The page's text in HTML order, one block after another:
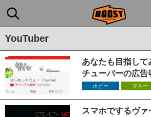
YouTuber
あなたも目指し
チューバーの広告
ホビー マネー
スマホでするヴァ